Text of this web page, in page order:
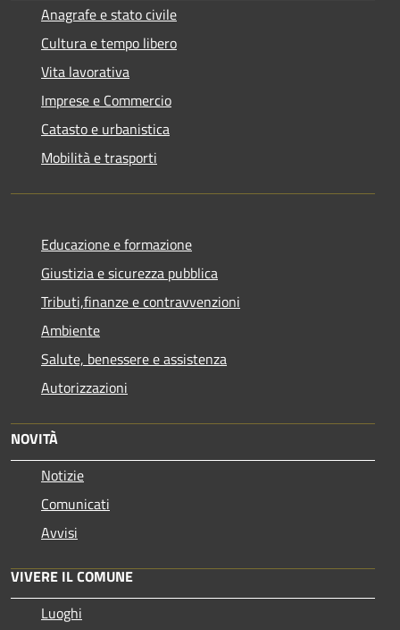
Anagrafe e stato civile
Cultura e tempo libero
Vita lavorativa
Imprese e Commercio
Catasto e urbanistica
Mobilità e trasporti
Educazione e formazione
Giustizia e sicurezza pubblica
Tributi,finanze e contravvenzioni
Ambiente
Salute, benessere e assistenza
Autorizzazioni
NOVITÀ
Notizie
Comunicati
Avvisi
VIVERE IL COMUNE
Luoghi